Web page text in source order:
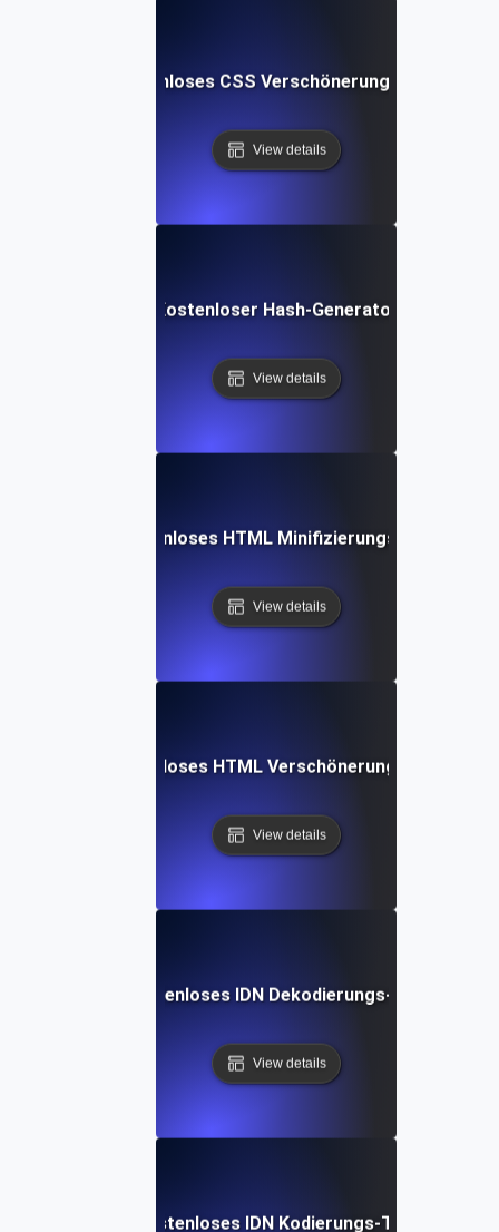
Kostenloses CSS Verschönerungs-Tool
View details
Kostenloser Hash-Generator
View details
Kostenloses HTML Minifizierungs-Tool
View details
Kostenloses HTML Verschönerungs-Tool
View details
Kostenloses IDN Dekodierungs-Tool
View details
Kostenloses IDN Kodierungs-Tool